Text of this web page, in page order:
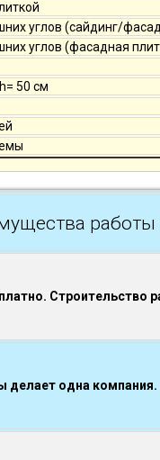
углов (сайдинг/
углов (фасадная
50 см
Строительство
делает одна компания.